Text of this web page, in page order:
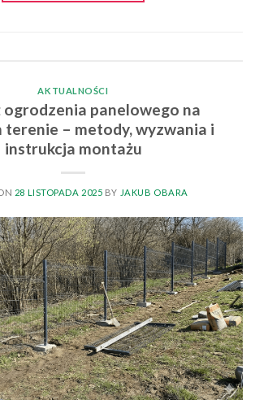
AKTUALNOŚCI
panelowego na
terenie – metody, wyzwania i
instrukcja montażu
28 LISTOPADA 2025 BY JAKUB OBARA